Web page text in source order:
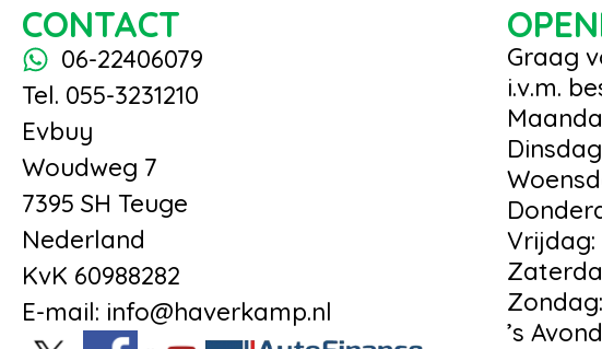
CONTACT
06-22406079
Tel. 055-3231210
Evbuy
Woudweg 7
7395 SH Teuge
Nederland
KvK 60988282
E-mail: info@haverkamp.nl
Graag
i.v.m.
Vrijdag:
’s